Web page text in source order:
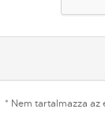
* Nem tartalmazza